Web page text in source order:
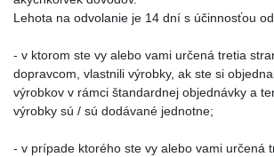
Lehota na odvolanie je 14 dní s účinnosťou
- v ktorom ste vy alebo vami určená tretia
dopravcom, vlastnili výrobky, ak ste si
výrobkov v rámci štandardnej objednávky a
výrobky sú / sú dodávané jednotne;
- v prípade ktorého ste vy alebo vami určená